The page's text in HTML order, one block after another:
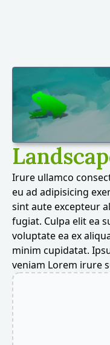
SmallGreenFrog
Irure ullamco
eu ad adipisicing
sint aute excepteur
fugiat. Culpa elit ea
voluptate ea ex
minim cupidatat.
veniam Lorem irure